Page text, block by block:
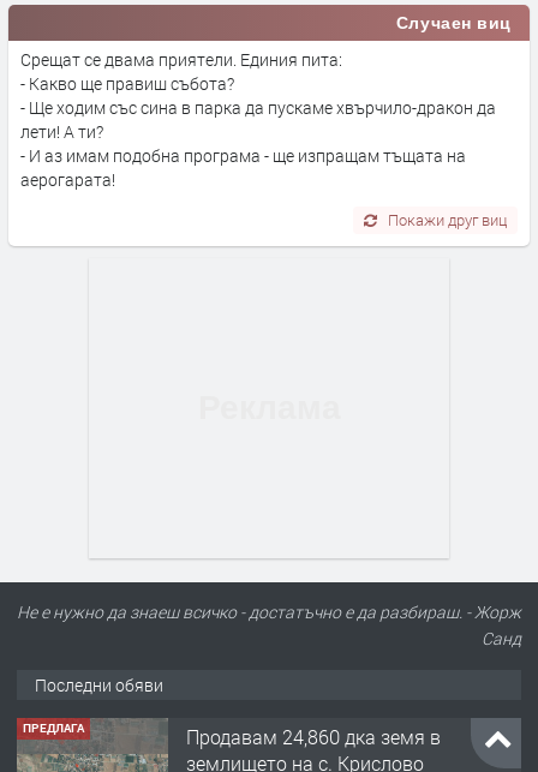
Случаен виц
Срещат се двама приятели. Единия пита:
- Какво ще правиш събота?
- Ще ходим със сина в парка да пускаме хвърчило-дракон да
лети! А ти?
- И аз имам подобна програма - ще изпращам тъщата на
аерогарата!
Покажи друг виц
Не е нужно да знаеш всичко - достатъчно е да разбираш. - Жорж
Санд
Последни обяви
ПРЕДЛАГА
Продавам 24,860 дка земя в
землището на с. Крислово